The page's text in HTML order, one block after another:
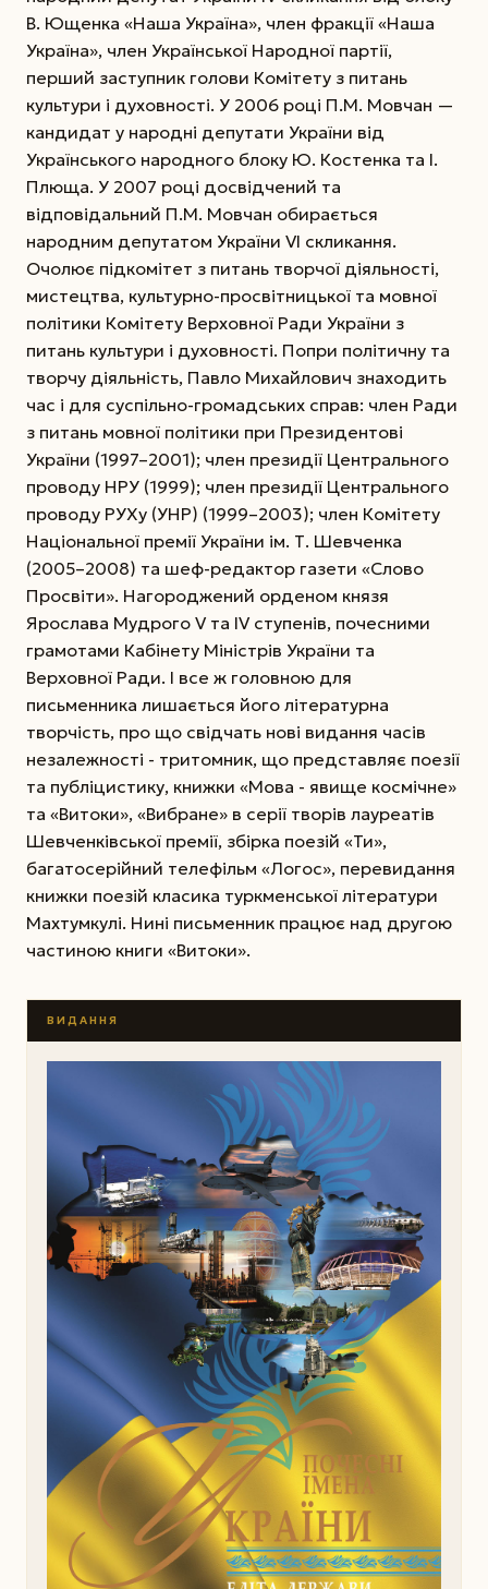
В. Ющенка «Наша Україна», член фракції «Наша
Україна», член Української Народної партії,
перший заступник голови Комітету з питань
культури і духовності. У 2006 році П.М. Мовчан —
кандидат у народні депутати України від
Українського народного блоку Ю. Костенка та І.
Плюща. У 2007 році досвідчений та
відповідальний П.М. Мовчан обирається
народним депутатом України VI скликання.
Очолює підкомітет з питань творчої діяльності,
мистецтва, культурно-просвітницької та мовної
політики Комітету Верховної Ради України з
питань культури і духовності. Попри політичну та
творчу діяльність, Павло Михайлович знаходить
час і для суспільно-громадських справ: член Ради
з питань мовної політики при Президентові
України (1997–2001); член президії Центрального
проводу НРУ (1999); член президії Центрального
проводу РУХу (УНР) (1999–2003); член Комітету
Національної премії України ім. Т. Шевченка
(2005–2008) та шеф-редактор газети «Слово
Просвіти». Нагороджений орденом князя
Ярослава Мудрого V та ІV ступенів, почесними
грамотами Кабінету Міністрів України та
Верховної Ради. І все ж головною для
письменника лишається його літературна
творчість, про що свідчать нові видання часів
незалежності - тритомник, що представляє поезії
та публіцистику, книжки «Мова - явище космічне»
та «Витоки», «Вибране» в серії творів лауреатів
Шевченківської премії, збірка поезій «Ти»,
багатосерійний телефільм «Логос», перевидання
книжки поезій класика туркменської літератури
Махтумкулі. Нині письменник працює над другою
частиною книги «Витоки».
ВИДАННЯ